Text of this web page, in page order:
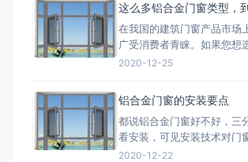
杂质少、耐腐蚀性和抗氧化
铝合金门窗价格也取决于生
艺的推行，必须有良好的生
这么多铝合金门窗类型，
在我国的建筑门窗产品市场
广受消费者青睐。如果您想
窗，最好先了解一下铝合金
会影响您日后几十年的生活
门窗除了常见的木质材料加
质门窗以外，更为常见的是
2020-12-25
铝合金门窗的安装要点
都说铝合金门窗好不好，三
看安装，可见安装技术对门
重要。下面小编来和大家简
2020-12-22